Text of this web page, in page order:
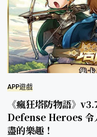
APP遊戲
《瘋狂塔防物語》
Defense Heroes 令
盡的樂趣！